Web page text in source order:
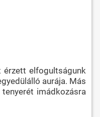
érzett elfogultságunk
aurája. Más
imádkozásra